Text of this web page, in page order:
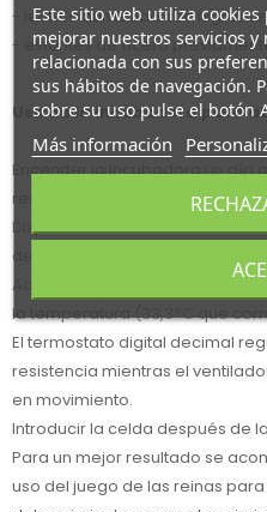
- lectura humedad con
- estantes de acero
Uso de la incubadora para
Encender la incubadora un día
regulación exacta de la
Disponer en el fondo la cubeta
de agua para crear la humedad
Actuar eventualmente en el
la temperatura (33,3°C que
El termostato digital decimal
resistencia mientras el
en movimiento.
Introducir la celda después de
Para un mejor resultado se
uso del juego de las reinas
Este sitio web utiliza
mejorar nuestros servicios
relacionada con sus
sus hábitos de navegación.
sobre su uso pulse el botón
Más información